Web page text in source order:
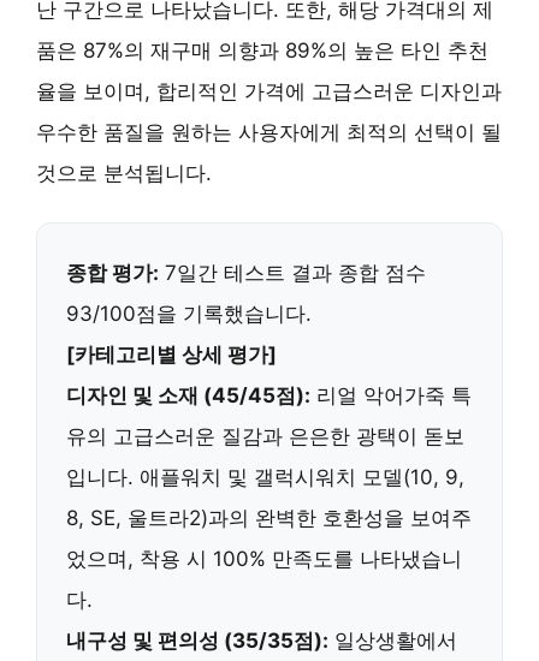
난 구간으로 나타났습니다. 또한, 해당 가격대의 제
품은 87%의 재구매 의향과 89%의 높은 타인 추천
율을 보이며, 합리적인 가격에 고급스러운 디자인과
우수한 품질을 원하는 사용자에게 최적의 선택이 될
것으로 분석됩니다.
종합 평가: 7일간 테스트 결과 종합 점수
93/100점을 기록했습니다.
[카테고리별 상세 평가]
디자인 및 소재 (45/45점): 리얼 악어가죽 특
유의 고급스러운 질감과 은은한 광택이 돋보
입니다. 애플워치 및 갤럭시워치 모델(10, 9,
8, SE, 울트라2)과의 완벽한 호환성을 보여주
었으며, 착용 시 100% 만족도를 나타냈습니
다.
내구성 및 편의성 (35/35점): 일상생활에서